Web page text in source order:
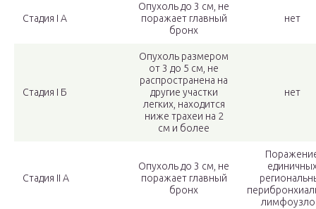
Стадия І А
Опухоль до 3 см, не
поражает главный
бронх
нет
Стадия І Б
Опухоль размером
от 3 до 5 см, не
распространена на
другие участки
легких, находится
ниже трахеи на 2
см и более
нет
Стадия ІІ А
Опухоль до 3 см, не
поражает главный
бронх